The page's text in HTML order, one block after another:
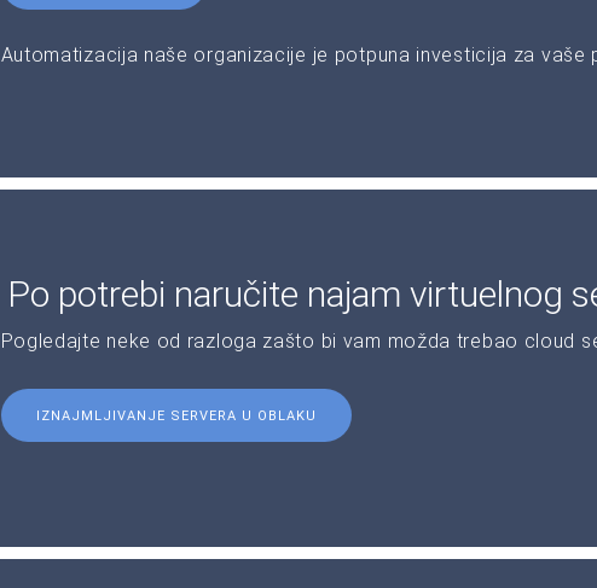
Automatizacija naše organizacije je potpuna investicija za vaše
Po potrebi naručite najam virtuelnog
Pogledajte neke od razloga zašto bi vam možda trebao cloud
IZNAJMLJIVANJE SERVERA U OBLAKU